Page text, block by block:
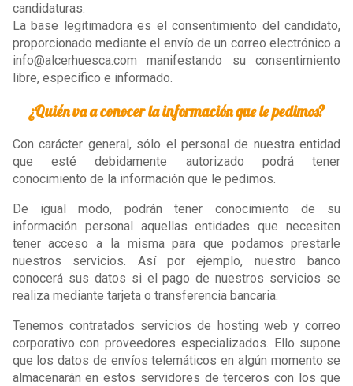
candidaturas.
La base legitimadora es el consentimiento del candidato,
proporcionado mediante el envío de un correo electrónico a
info@alcerhuesca.com manifestando su consentimiento
libre, específico e informado.
¿Quién va a conocer la información que le pedimos?
Con carácter general, sólo el personal de nuestra entidad
que esté debidamente autorizado podrá tener
conocimiento de la información que le pedimos.
De igual modo, podrán tener conocimiento de su
información personal aquellas entidades que necesiten
tener acceso a la misma para que podamos prestarle
nuestros servicios. Así por ejemplo, nuestro banco
conocerá sus datos si el pago de nuestros servicios se
realiza mediante tarjeta o transferencia bancaria.
Tenemos contratados servicios de hosting web y correo
corporativo con proveedores especializados. Ello supone
que los datos de envíos telemáticos en algún momento se
almacenarán en estos servidores de terceros con los que